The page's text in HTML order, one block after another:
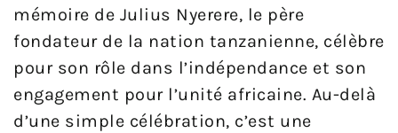
mémoire de Julius Nyerere, le père
fondateur de la nation tanzanienne, célèbre
pour son rôle dans l’indépendance et son
engagement pour l’unité africaine. Au-delà
d’une simple célébration, c’est une